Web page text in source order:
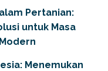
Pertanian:
untuk Masa
Menemukan